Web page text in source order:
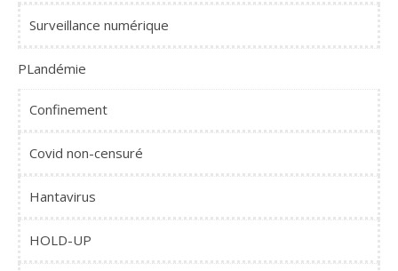
Surveillance numérique
PLandémie
Confinement
Covid non-censuré
Hantavirus
HOLD-UP